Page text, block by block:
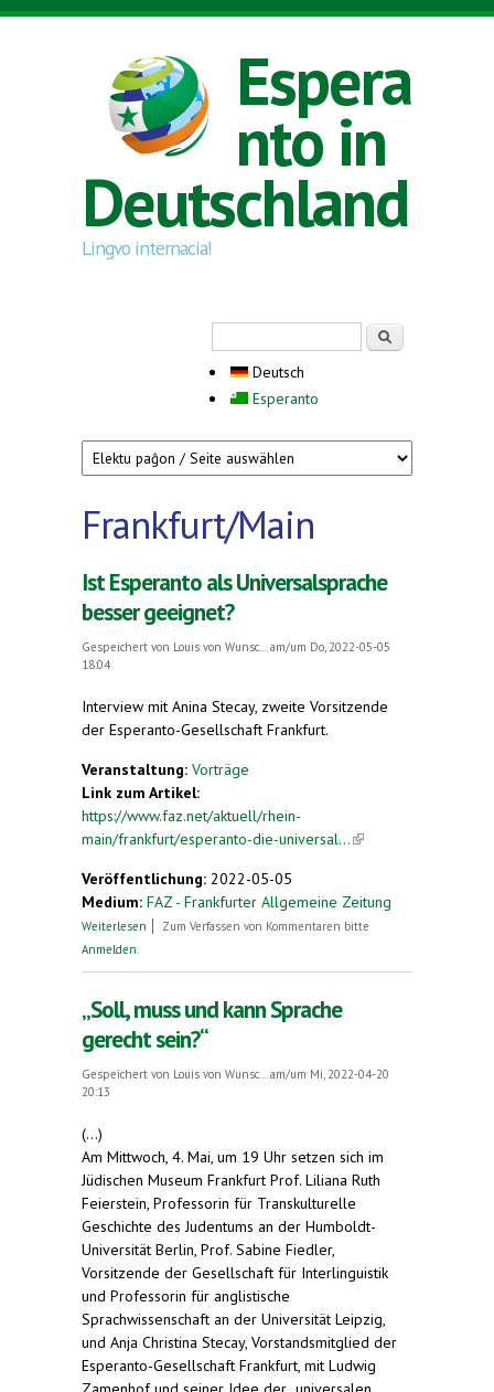
Direkt zum Inhalt
Espera
nto in
Deutschland
Lingvo internacia!
Deutsch
Esperanto
Frankfurt/Main
Ist Esperanto als Universalsprache
besser geeignet?
Gespeichert von Louis von Wunsc...
am/um Do, 2022-05-05
18:04
Interview mit Anina Stecay, zweite Vorsitzende
der Esperanto-Gesellschaft Frankfurt.
Veranstaltung: Vorträge
Link zum Artikel:
https://www.faz.net/aktuell/rhein-
main/frankfurt/esperanto-die-universal...(link is
Veröffentlichung: 2022-05-05
Medium: FAZ - Frankfurter Allgemeine Zeitung
Weiterlesen über Ist Esperanto als Universalsprache besser
Zum Verfassen von Kommentaren bitte
Anmelden
„Soll, muss und kann Sprache
gerecht sein?“
Gespeichert von Louis von Wunsc...
am/um Mi, 2022-04-20
20:13
(...)
Am Mittwoch, 4. Mai, um 19 Uhr setzen sich im
Jüdischen Museum Frankfurt Prof. Liliana Ruth
Feierstein, Professorin für Transkulturelle
Geschichte des Judentums an der Humboldt-
Universität Berlin, Prof. Sabine Fiedler,
Vorsitzende der Gesellschaft für Interlinguistik
und Professorin für anglistische
Sprachwissenschaft an der Universität Leipzig,
und Anja Christina Stecay, Vorstandsmitglied der
Esperanto-Gesellschaft Frankfurt, mit Ludwig